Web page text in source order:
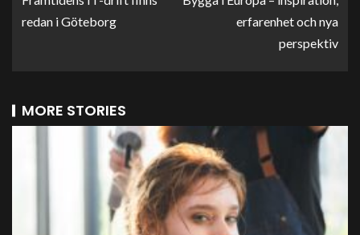
redan i Göteborg
erfarenhet och nya
perspektiv
MORE STORIES